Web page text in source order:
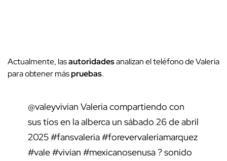
Actualmente, lasautoridadesanalizan el teléfono de Valeria
para obtener máspruebas.
@valeyvivian Valeria compartiendo con
sus tíos en la alberca un sábado 26 de abril
2025#fansvaleria#forevervaleriamarquez
#vale#vivian #mexicanosenusa? sonido